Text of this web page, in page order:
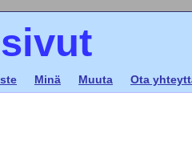
Minä Muuta Ota